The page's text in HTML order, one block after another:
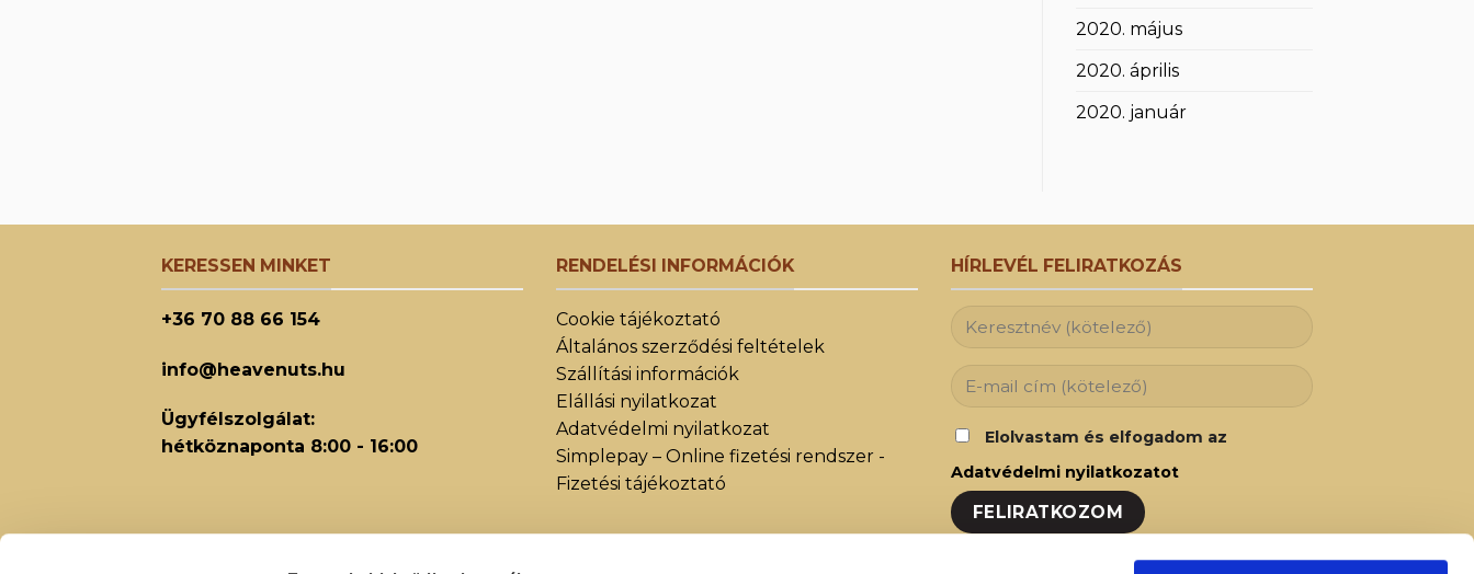
2020. május
2020. április
2020. január
KERESSEN MINKET
+36 70 88 66 154
info@heavenuts.hu
Ügyfélszolgálat:
hétköznaponta 8:00 - 16:00
RENDELÉSI INFORMÁCIÓK
Cookie tájékoztató
Általános szerződési feltételek
Szállítási információk
Elállási nyilatkozat
Adatvédelmi nyilatkozat
Simplepay – Online fizetési rendszer -
Fizetési tájékoztató
HÍRLEVÉL FELIRATKOZÁS
Elolvastam és elfogadom az
Adatvédelmi nyilatkozatot